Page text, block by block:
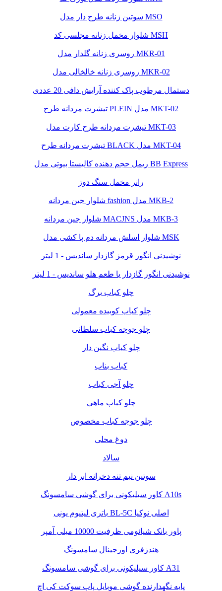
سوتین زنانه طرح دار مدل MSO
شلوار مخمل زنانه مجلسی کد MSH
روسری زنانه گلدار مدل MKR-01
روسری زنانه خالخالی مدل MKR-02
دستمال مرطوب پاک کننده آرایش دافی 20 عددی
تیشرت مردانه طرح PLEIN مدل MKT-02
تیشرت مردانه طرح کارت مدل MKT-03
تیشرت مردانه طرح BLACK مدل MKT-04
ریمل حجم دهنده کالیستا بیوتی مدل BB Express
رانر مخمل سنگ دوز
شلوار جین مردانه fashion مدل MKB-2
شلوار جین مردانه MACJNS مدل MKB-3
شلوار اسلش مردانه دم پا کشی مدل MSK
نوشیدنی انگور قرمز گازدار ساندیس - 1 لیتر
نوشیدنی انگور گازدار با طعم هلو ساندیس - 1 لیتر
چلو کباب برگ
چلو کباب کوبیده معمولی
چلو جوجه کباب سلطانی
چلو کباب نگین دار
کباب بناب
چلو آجی کباب
چلو کباب ماهی
چلو جوجه کباب مخصوص
دوغ محلی
سالاد
سوتین نیم تنه دخرانه ابر دار
کاور سیلیکونی برای گوشی سامسونگ A10s
باتری لیتیوم یونی BL-5C اصلی نوکیا
پاور بانک شیائومی ظرفیت 10000 میلی آمپر
هندزفری اورجینال سامسونگ
کاور سیلیکونی برای گوشی سامسونگ A31
پایه نگهدارنده گوشی موبایل پاپ سوکت کی اچ